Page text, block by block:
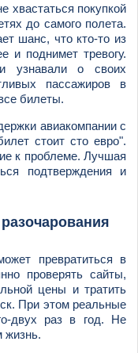
хвастаться покупкой
до самого полета.
шанс, что кто-то из
и поднимет тревогу.
узнавали о своих
пассажиров в
билеты.
авиакомпании с
стоит сто евро".
к проблеме. Лучшая
подтверждения и
превратиться в
проверять сайты,
цены и тратить
При этом реальные
двух раз в год. Не
жизнь.